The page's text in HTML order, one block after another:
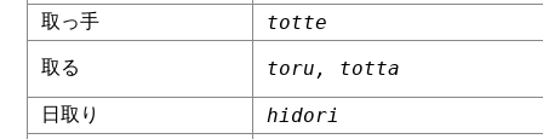
取っ手 totte
取る toru, totta
日取り hidori